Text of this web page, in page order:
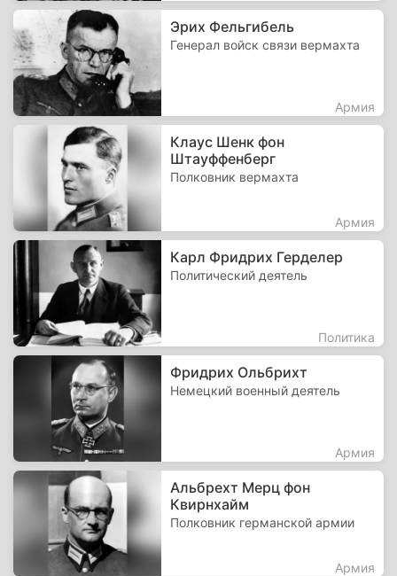
Эрих Фельгибель
Генерал войск связи вермахта
Армия
Клаус Шенк фон
Штауффенберг
Полковник вермахта
Армия
Карл Фридрих Герделер
Политический деятель
Политика
Фридрих Ольбрихт
Немецкий военный деятель
Армия
Альбрехт Мерц фон
Квирнхайм
Полковник германской армии
Армия